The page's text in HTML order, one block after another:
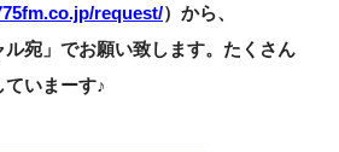
request/）から、
宛」でお願い致します。たくさん
ていまーす♪